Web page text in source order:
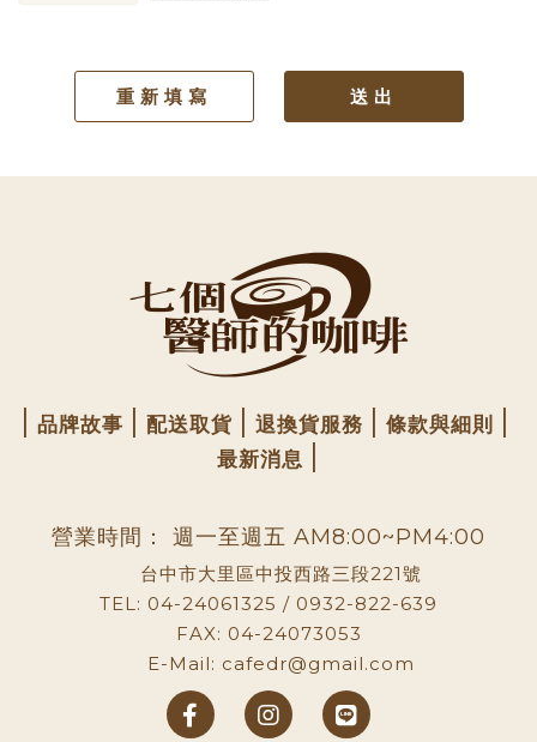
重新填寫 送出
品牌故事 配送取貨 退換貨服務
條款與細則
最新消息
營業時間： 週一至週五 AM8:00~PM4:00
台中市大里區中投西路三段221號
TEL: 04-24061325 / 0932-822-639
FAX: 04-24073053
E-Mail: cafedr@gmail.com